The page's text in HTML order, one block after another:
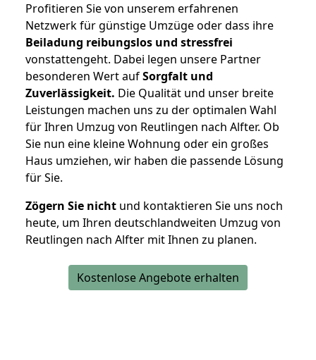
Profitieren Sie von unserem erfahrenen
Netzwerk für günstige Umzüge oder dass ihre
Beiladung reibungslos und stressfrei
vonstattengeht. Dabei legen unsere Partner
besonderen Wert aufSorgfalt und
Zuverlässigkeit. Die Qualität und unser breite
Leistungen machen uns zu der optimalen Wahl
für Ihren Umzug von Reutlingen nach Alfter. Ob
Sie nun eine kleine Wohnung oder ein großes
Haus umziehen, wir haben die passende Lösung
für Sie.
Zögern Sie nicht und kontaktieren Sie uns noch
heute, um Ihren deutschlandweiten Umzug von
Reutlingen nach Alfter mit Ihnen zu planen.
Kostenlose Angebote erhalten